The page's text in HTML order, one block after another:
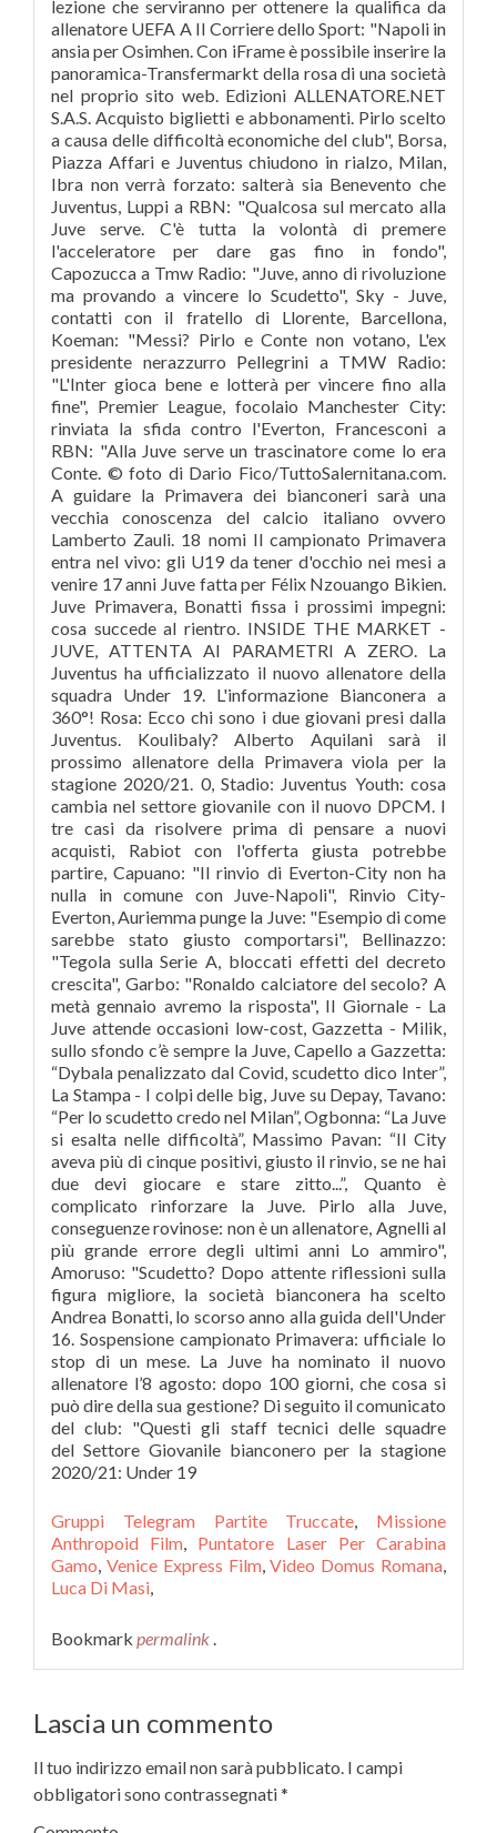
Gruppi Telegram Partite Truccate, Missione
Anthropoid Film, Puntatore Laser Per Carabina
Gamo, Venice Express Film,Video Domus Romana,
Luca Di Masi,
Bookmark permalink .
Lascia un commento
Il tuo indirizzo email non sarà pubblicato. I campi
obbligatori sono contrassegnati*